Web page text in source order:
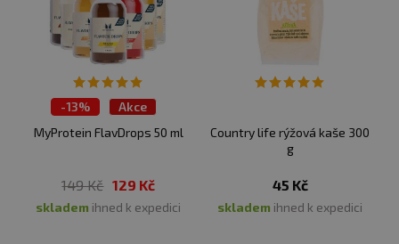
-13%
Akce
MyProtein FlavDrops 50 ml
149 Kč 129 Kč
skladem ihned k expedici
Country life rýžová kaše 300
g
45 Kč
skladem ihned k expedici